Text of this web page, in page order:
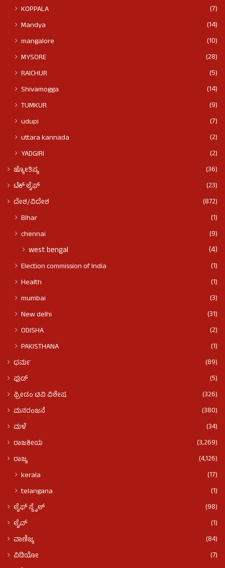
KOPPALA
(7)
Mandya
(14)
mangalore
(10)
MYSORE
(28)
RAICHUR
(5)
Shivamogga
(14)
TUMKUR
(9)
udupi
(7)
uttara kannada
(2)
YADGIRI
(2)
ಜ್ಯೋತಿಷ್ಯ
(36)
ಟೆಕ್ ಲೈಫ್
(23)
ದೇಶ/ವಿದೇಶ
(872)
BIhar
(1)
chennai
(9)
west bengal (4)
Election commission of India
(1)
Health
(1)
mumbai
(3)
New delhi
(31)
ODISHA
(2)
PAKISTHANA
(1)
ಧರ್ಮ
(89)
ಫುಡ್​​
(5)
ಫ್ರೀಡಂ ಟಿವಿ ವಿಶೇಷ
(326)
ಮನರಂಜನೆ
(380)
ಮಳೆ
(34)
ರಾಜಕೀಯ
(3,269)
ರಾಜ್ಯ
(4,126)
kerala
(17)
telangana
(1)
ಲೈಫ್ ಸ್ಟೈಲ್
(98)
ಲೈವ್
(1)
ವಾಣಿಜ್ಯ
(84)
ವಿಡಿಯೋ
(7)